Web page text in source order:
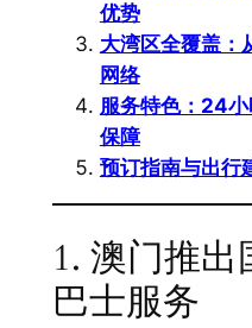
优势
大湾区全覆盖：
网络
服务特色：24
保障
预订指南与出行
1. 澳门推
巴士服务